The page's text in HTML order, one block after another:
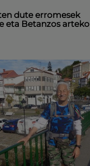
dute erromesek
eta Betanzos arteko